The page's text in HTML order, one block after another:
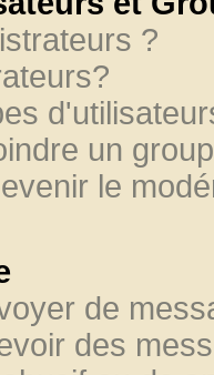
?
un
le
de
des